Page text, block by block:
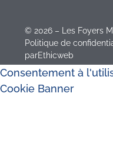
© 2026 – Les Foyers
Politique de
parEthicweb
Consentement à
Cookie Banner